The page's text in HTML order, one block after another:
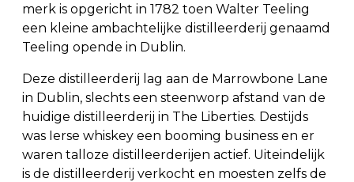
merk is opgericht in 1782 toen Walter Teeling
een kleine ambachtelijke distilleerderij genaamd
Teeling opende in Dublin.
Deze distilleerderij lag aan de Marrowbone Lane
in Dublin, slechts een steenworp afstand van de
huidige distilleerderij in The Liberties. Destijds
was Ierse whiskey een booming business en er
waren talloze distilleerderijen actief. Uiteindelijk
is de distilleerderij verkocht en moesten zelfs de